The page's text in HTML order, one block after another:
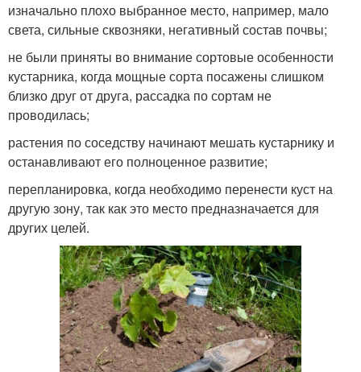
изначально плохо выбранное место, например, мало
света, сильные сквозняки, негативный состав почвы;
не были приняты во внимание сортовые особенности
кустарника, когда мощные сорта посажены слишком
близко друг от друга, рассадка по сортам не
проводилась;
растения по соседству начинают мешать кустарнику и
останавливают его полноценное развитие;
перепланировка, когда необходимо перенести куст на
другую зону, так как это место предназначается для
других целей.